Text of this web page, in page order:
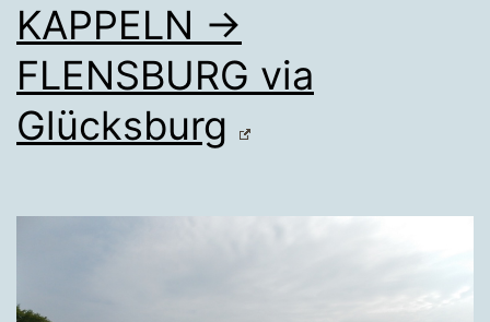
KAPPELN →
FLENSBURG via
Glücksburg